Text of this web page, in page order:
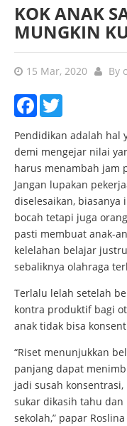
KOK ANAK
MUNGKIN
15 Mar, 2020 By
Facebook
Pendidikan adalah hal
demi mengejar nilai
harus menambah jam
Jangan lupakan
diselesaikan, biasanya
bocah tetapi juga
pasti membuat anak-
kelelahan belajar
sebaliknya olahraga
Terlalu lelah setelah
kontra produktif bagi
anak tidak bisa
“Riset menunjukkan
panjang dapat
jadi susah
sukar dikasih tahu
sekolah,” papar